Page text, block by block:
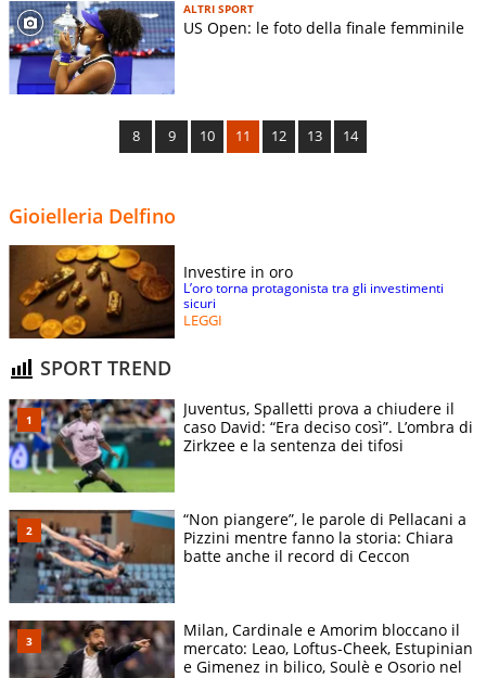
ALTRI SPORT
US Open: le foto della finale femminile
8 9 10 11 12 13 14
Gioielleria Delfino
Investire in oro
L’oro torna protagonista tra gli investimenti
sicuri
LEGGI
SPORT TREND
Juventus, Spalletti prova a chiudere il
caso David: “Era deciso così”. L’ombra di
Zirkzee e la sentenza dei tifosi
“Non piangere”, le parole di Pellacani a
Pizzini mentre fanno la storia: Chiara
batte anche il record di Ceccon
Milan, Cardinale e Amorim bloccano il
mercato: Leao, Loftus-Cheek, Estupinian
e Gimenez in bilico, Soulè e Osorio nel